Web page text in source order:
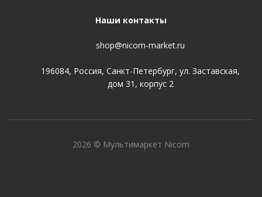
Наши контакты
shop@nicom-market.ru
196084, Россия, Санкт-Петербург, ул. Заставская,
дом 31, корпус 2
2026 © Мультимаркет Nicom